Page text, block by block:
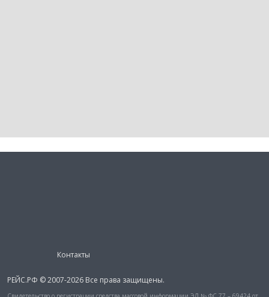
Контакты
РЕЙС.РФ © 2007-2026 Все права защищены.